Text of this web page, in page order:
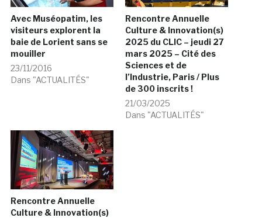
Avec Muséopatim, les
visiteurs explorent la
baie de Lorient sans se
mouiller
23/11/2016
Dans "ACTUALITÉS"
Rencontre Annuelle
Culture & Innovation(s)
2025 du CLIC – jeudi 27
mars 2025 – Cité des
Sciences et de
l’Industrie, Paris / Plus
de 300 inscrits !
21/03/2025
Dans "ACTUALITÉS"
Rencontre Annuelle
Culture & Innovation(s)